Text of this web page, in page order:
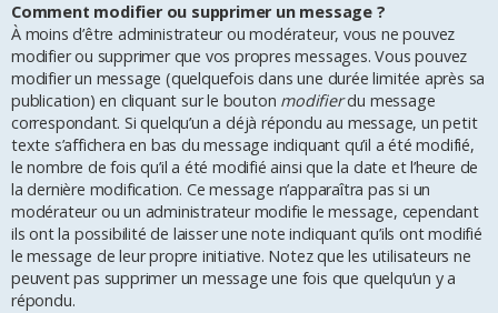
Comment modifier ou supprimer un message ?
À moins d’être administrateur ou modérateur, vous ne pouvez
modifier ou supprimer que vos propres messages. Vous pouvez
modifier un message (quelquefois dans une durée limitée après sa
publication) en cliquant sur le bouton modifierdu message
correspondant. Si quelqu’un a déjà répondu au message, un petit
texte s’affichera en bas du message indiquant qu’il a été modifié,
le nombre de fois qu’il a été modifié ainsi que la date et l’heure de
la dernière modification. Ce message n’apparaîtra pas si un
modérateur ou un administrateur modifie le message, cependant
ils ont la possibilité de laisser une note indiquant qu’ils ont modifié
le message de leur propre initiative. Notez que les utilisateurs ne
peuvent pas supprimer un message une fois que quelqu’un y a
répondu.